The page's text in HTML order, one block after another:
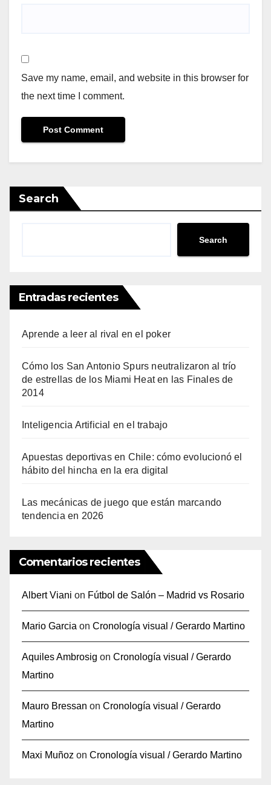
Save my name, email, and website in this browser for
the next time I comment.
Search
Search
Entradas recientes
Aprende a leer al rival en el poker
Cómo los San Antonio Spurs neutralizaron al trío
de estrellas de los Miami Heat en las Finales de
2014
Inteligencia Artificial en el trabajo
Apuestas deportivas en Chile: cómo evolucionó el
hábito del hincha en la era digital
Las mecánicas de juego que están marcando
tendencia en 2026
Comentarios recientes
Albert Viani on Fútbol de Salón – Madrid vs Rosario
Mario Garcia on Cronología visual / Gerardo Martino
Aquiles Ambrosig on Cronología visual / Gerardo
Martino
Mauro Bressan on Cronología visual / Gerardo
Martino
Maxi Muñoz on Cronología visual / Gerardo Martino